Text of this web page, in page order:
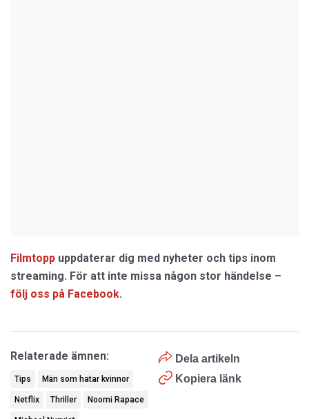
Filmtopp uppdaterar dig med nyheter och tips inom
streaming. För att inte missa någon stor händelse –
följ oss på Facebook.
Dela artikeln
Kopiera länk
Relaterade ämnen:
Tips Män som hatar kvinnor
Netflix Thriller Noomi Rapace